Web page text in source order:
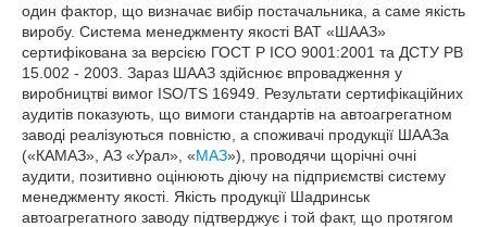
один фактор, що визначає вибір постачальника, а саме якість
виробу. Система менеджменту якості ВАТ «ШААЗ»
сертифікована за версією ГОСТ Р ІСО 9001:2001 та ДСТУ РВ
15.002 - 2003. Зараз ШААЗ здійснює впровадження у
виробництві вимог ISO/TS 16949. Результати сертифікаційних
аудитів показують, що вимоги стандартів на автоагрегатном
заводі реалізуються повністю, а споживачі продукції ШААЗа
(«КАМАЗ», АЗ «Урал», «МАЗ»), проводячи щорічні очні
аудити, позитивно оцінюють діючу на підприємстві систему
менеджменту якості. Якість продукції Шадринськ
автоагрегатного заводу підтверджує і той факт, що протягом